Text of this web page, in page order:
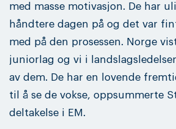
med masse motivasjon. De har
håndtere dagen på og det var
med på den prosessen. Norge
juniorlag og vi i
av dem. De har en lovende
til å se de vokse, oppsummerte
deltakelse i EM.